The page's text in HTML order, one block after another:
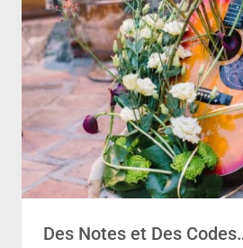
Des Notes et Des